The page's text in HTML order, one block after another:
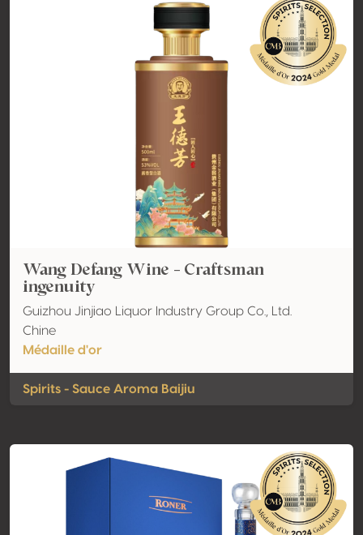
Wang Defang Wine - Craftsman
ingenuity
Guizhou Jinjiao Liquor Industry Group Co., Ltd.
Chine
Médaille d'or
Spirits - Sauce Aroma Baijiu